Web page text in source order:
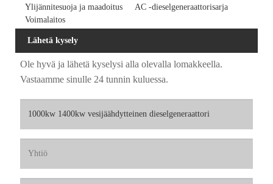
Ylijännitesuoja ja maadoitus
AC -dieselgeneraattorisarja
Voimalaitos
Lähetä kysely
Ole hyvä ja lähetä kyselysi alla olevalla lomakkeella.
Vastaamme sinulle 24 tunnin kuluessa.